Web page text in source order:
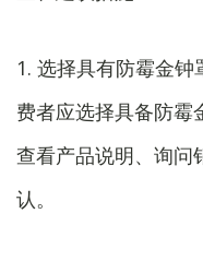
1. 选择具有防霉金
费者应选择具备防霉
查看产品说明、询问
认。